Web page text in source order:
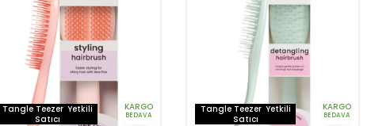
Tangle Teezer Yetkili
Satıcı
KARGO
BEDAVA
Tangle Teezer Yetkili
Satıcı
KARGO
BEDAVA